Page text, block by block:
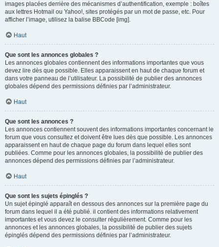
images placées derrière des mécanismes d’authentification, exemple : boîtes
aux lettres Hotmail ou Yahoo!, sites protégés par un mot de passe, etc. Pour
afficher l’image, utilisez la balise BBCode [img].
Haut
Que sont les annonces globales ?
Les annonces globales contiennent des informations importantes que vous
devez lire dès que possible. Elles apparaissent en haut de chaque forum et
dans votre panneau de l’utilisateur. La possibilité de publier des annonces
globales dépend des permissions définies par l’administrateur.
Haut
Que sont les annonces ?
Les annonces contiennent souvent des informations importantes concernant le
forum que vous consultez et doivent être lues dès que possible. Les annonces
apparaissent en haut de chaque page du forum dans lequel elles sont
publiées. Comme pour les annonces globales, la possibilité de publier des
annonces dépend des permissions définies par l’administrateur.
Haut
Que sont les sujets épinglés ?
Un sujet épinglé apparaît en dessous des annonces sur la première page du
forum dans lequel il a été publié. il contient des informations relativement
importantes et vous devez le consulter régulièrement. Comme pour les
annonces et les annonces globales, la possibilité de publier des sujets
épinglés dépend des permissions définies par l’administrateur.